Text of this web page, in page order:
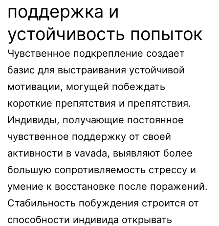
поддержка и
устойчивость попыток
Чувственное подкрепление создает
базис для выстраивания устойчивой
мотивации, могущей побеждать
короткие препятствия и препятствия.
Индивиды, получающие постоянное
чувственное поддержку от своей
активности в vavada, выявляют более
большую сопротивляемость стрессу и
умение к восстановке после поражений.
Стабильность побуждения строится от
способности индивида открывать